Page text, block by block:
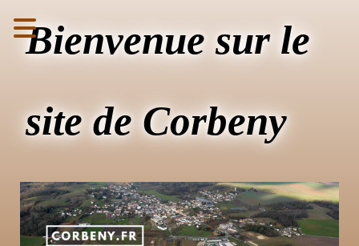
Bienvenue sur le
site de Corbeny